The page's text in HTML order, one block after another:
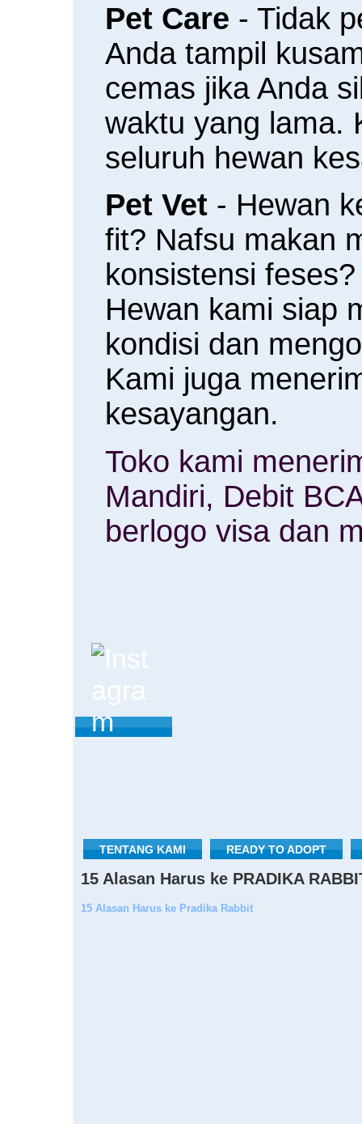
Pet Care - Tidak
Anda tampil
cemas jika Anda
waktu yang lama.
seluruh hewan
Pet Vet - Hewan
fit? Nafsu makan
konsistensi
Hewan kami siap
kondisi dan
Kami juga
kesayangan.
Toko kami
Mandiri, Debit
berlogo visa dan
TENTANG KAMI READY TO ADOPT
15 Alasan Harus ke PRADIKA
15 Alasan Harus ke Pradika Rabbit